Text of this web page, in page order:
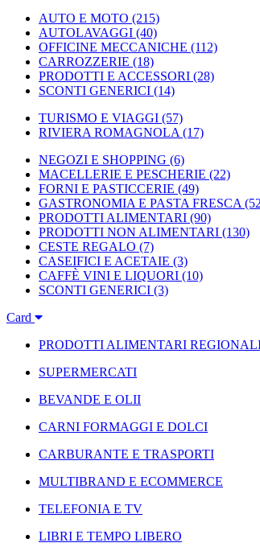
AUTO E MOTO (215)
AUTOLAVAGGI (40)
OFFICINE MECCANICHE (112)
CARROZZERIE (18)
PRODOTTI E ACCESSORI (28)
SCONTI GENERICI (14)
TURISMO E VIAGGI (57)
RIVIERA ROMAGNOLA (17)
NEGOZI E SHOPPING (6)
MACELLERIE E PESCHERIE (22)
FORNI E PASTICCERIE (49)
GASTRONOMIA E PASTA FRESCA
PRODOTTI ALIMENTARI (90)
PRODOTTI NON ALIMENTARI (130)
CESTE REGALO (7)
CASEIFICI E ACETAIE (3)
CAFFÈ VINI E LIQUORI (10)
SCONTI GENERICI (3)
Card
PRODOTTI ALIMENTARI
SUPERMERCATI
BEVANDE E OLII
CARNI FORMAGGI E DOLCI
CARBURANTE E TRASPORTI
MULTIBRAND E ECOMMERCE
TELEFONIA E TV
LIBRI E TEMPO LIBERO